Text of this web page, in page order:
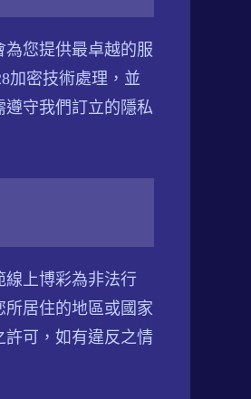
您提供最卓越的服
加密技術處理，並
守我們訂立的隱私
線上博彩為非法行
居住的地區或國家
可，如有違反之情